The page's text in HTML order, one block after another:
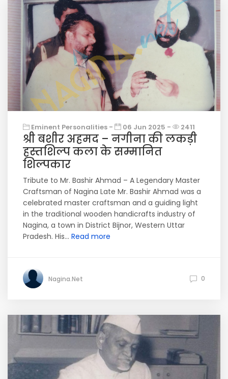
Eminent Personalities - 06 Jun 2025 - 2411
श्री बशीर अहमद – नगीना की लकड़ी
हस्तशिल्प कला के सम्मानित
शिल्पकार
Tribute to Mr. Bashir Ahmad – A Legendary Master
Craftsman of Nagina Late Mr. Bashir Ahmad was a
celebrated master craftsman and a guiding light
in the traditional wooden handicrafts industry of
Nagina, a town in District Bijnor, Western Uttar
Pradesh. His... Read more
Nagina.Net 0